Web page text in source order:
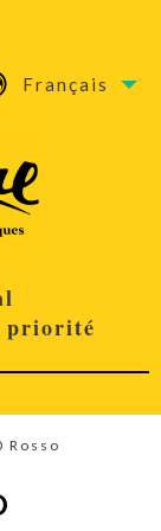
Français
priorité
Rosso